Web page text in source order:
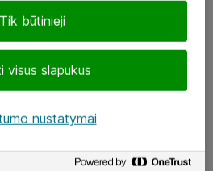
Tik būtinieji
visus slapukus
nustatymai